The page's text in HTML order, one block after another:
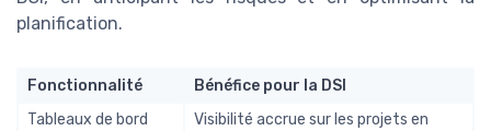
planification.
Fonctionnalité
Bénéfice pour la DSI
Tableaux de bord
Visibilité accrue sur les projets en